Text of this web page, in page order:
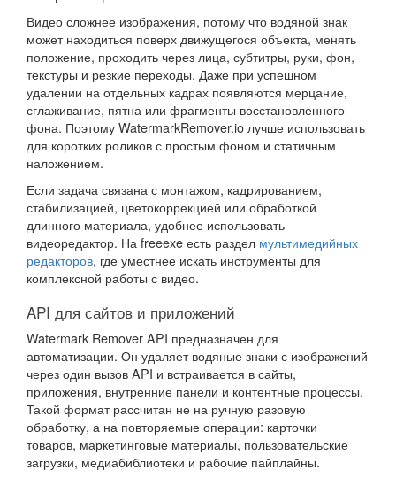
Видео сложнее изображения, потому что водяной знак
может находиться поверх движущегося объекта, менять
положение, проходить через лица, субтитры, руки, фон,
текстуры и резкие переходы. Даже при успешном
удалении на отдельных кадрах появляются мерцание,
сглаживание, пятна или фрагменты восстановленного
фона. Поэтому WatermarkRemover.io лучше использовать
для коротких роликов с простым фоном и статичным
наложением.
Если задача связана с монтажом, кадрированием,
стабилизацией, цветокоррекцией или обработкой
длинного материала, удобнее использовать
видеоредактор. На freeexe есть раздел мультимедийных
редакторов, где уместнее искать инструменты для
комплексной работы с видео.
API для сайтов и приложений
Watermark Remover API предназначен для
автоматизации. Он удаляет водяные знаки с изображений
через один вызов API и встраивается в сайты,
приложения, внутренние панели и контентные процессы.
Такой формат рассчитан не на ручную разовую
обработку, а на повторяемые операции: карточки
товаров, маркетинговые материалы, пользовательские
загрузки, медиабиблиотеки и рабочие пайплайны.